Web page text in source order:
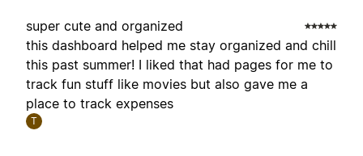
super cute and organized
this dashboard helped me stay organized and chill
this past summer! I liked that had pages for me to
track fun stuff like movies but also gave me a
place to track expenses
T